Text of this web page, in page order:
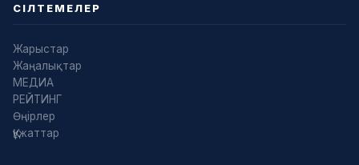
СІЛТЕМЕЛЕР
Жарыстар
Жаңалықтар
МЕДИА
РЕЙТИНГ
Өңірлер
Құжаттар